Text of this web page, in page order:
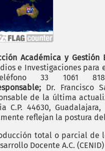
Académica y Gestión
e Investigaciones para
teléfono 33 1061
Dr. Francisco
de la última
C.P. 44630,
reflejan la postura
total o parcial de
Docente A.C.